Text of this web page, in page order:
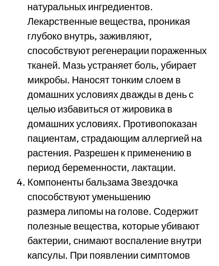
натуральных ингредиентов.
Лекарственные вещества, проникая
глубоко внутрь, заживляют,
способствуют регенерации пораженных
тканей. Мазь устраняет боль, убирает
микробы. Наносят тонким слоем в
домашних условиях дважды в день с
целью избавиться от жировика в
домашних условиях. Противопоказан
пациентам, страдающим аллергией на
растения. Разрешен к применению в
период беременности, лактации.
Компоненты бальзама Звездочка
способствуют уменьшению
размера липомы на голове. Содержит
полезные вещества, которые убивают
бактерии, снимают воспаление внутри
капсулы. При появлении симптомов